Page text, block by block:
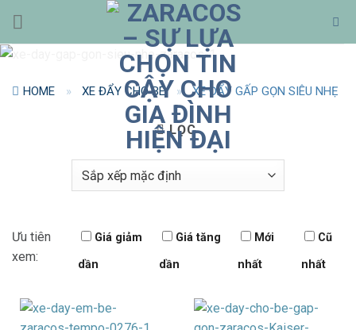
qua
nội
HOME » XE ĐẨY CHO BÉ » XE ĐẨY GẤP GỌN SIÊU NHẸ
LỌC
Ưu tiên
xem:
Giá giảm
dần
Giá tăng
dần
Mới
nhất
Cũ
nhất